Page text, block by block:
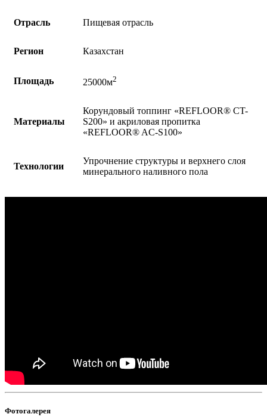
Отрасль Пищевая отрасль
Регион Казахстан
Площадь 25000м2
Материалы
Корундовый топпинг «REFLOOR® CT-
S200» и акриловая пропитка
«REFLOOR® AC-S100»
Технологии
Упрочнение структуры и верхнего слоя
минерального наливного пола
Фотогалерея